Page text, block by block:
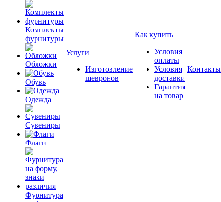
Комплекты
фурнитуры
Обложки
Обувь
Одежда
Сувениры
Флаги
Фурнитура
Услуги
Изготовление
шевронов
Как купить
Условия
оплаты
Условия
доставки
Гарантия
на товар
Контакты